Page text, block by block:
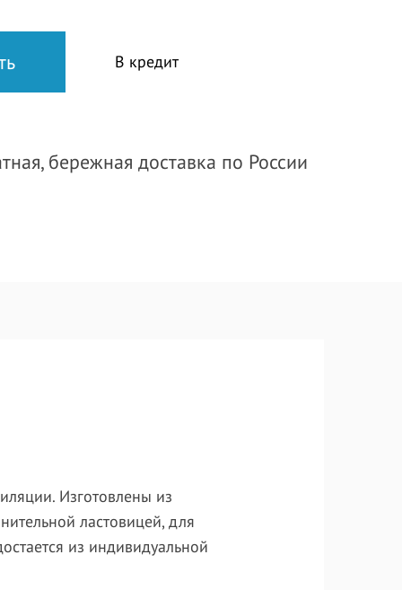
В кредит
бережная доставка по России
Изготовлены из
ластовицей, для
из индивидуальной